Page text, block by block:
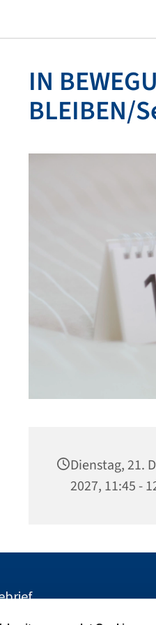
IN
BLEIBEN/
Dienstag, 21.
2027, 11:45 -